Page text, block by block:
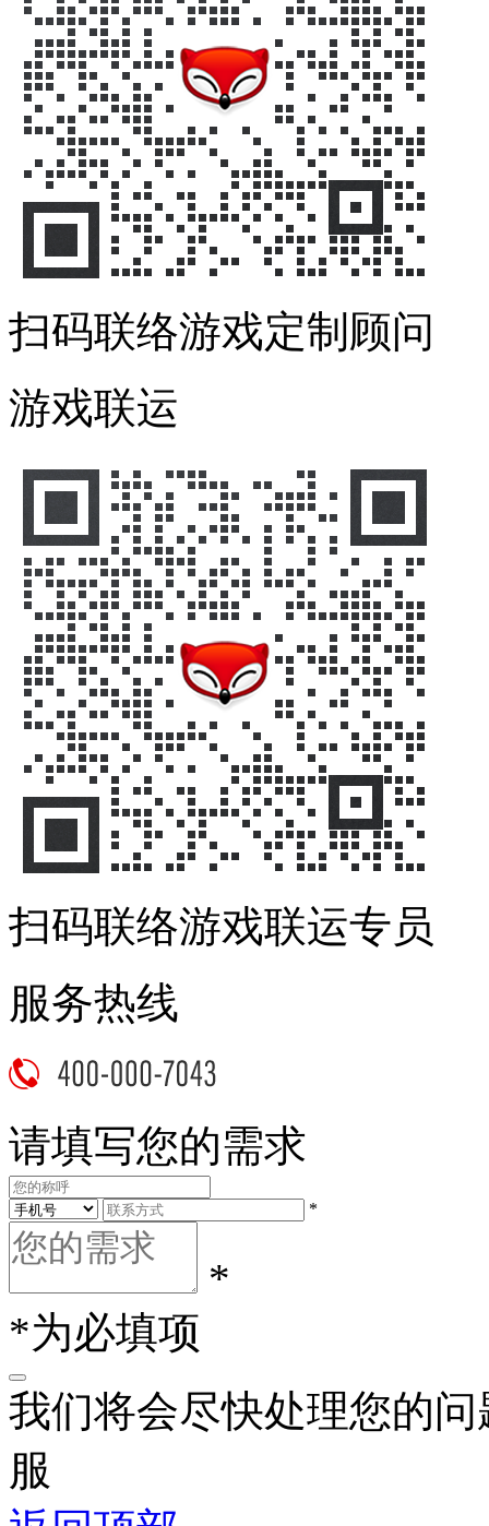
扫码联络游戏定制顾问
游戏联运
扫码联络游戏联运专员
服务热线
请填写您的需求
*
*
*为必填项
我们将会尽快处理您的
服